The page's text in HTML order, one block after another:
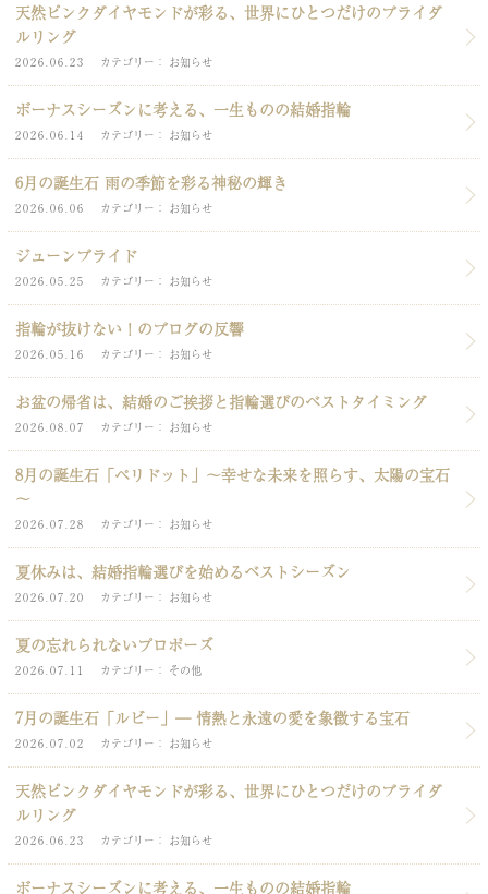
天然ピンクダイヤモンドが彩る、世界にひとつだけのブライダ
ルリング
2026.06.23 カテゴリー お知らせ
ボーナスシーズンに考える、一生ものの結婚指輪
2026.06.14 カテゴリー お知らせ
6月の誕生石 雨の季節を彩る神秘の輝き
2026.06.06 カテゴリー お知らせ
ジューンブライド
2026.05.25 カテゴリー お知らせ
指輪が抜けない！のブログの反響
2026.05.16 カテゴリー お知らせ
お盆の帰省は、結婚のご挨拶と指輪選びのベストタイミング
2026.08.07 カテゴリー お知らせ
8月の誕生石「ペリドット」～幸せな未来を照らす、太陽の宝石
～
2026.07.28 カテゴリー お知らせ
夏休みは、結婚指輪選びを始めるベストシーズン
2026.07.20 カテゴリー お知らせ
夏の忘れられないプロポーズ
2026.07.11 カテゴリー その他
7月の誕生石「ルビー」― 情熱と永遠の愛を象徴する宝石
2026.07.02 カテゴリー お知らせ
天然ピンクダイヤモンドが彩る、世界にひとつだけのブライダ
ルリング
2026.06.23 カテゴリー お知らせ
ボーナスシーズンに考える、一生ものの結婚指輪